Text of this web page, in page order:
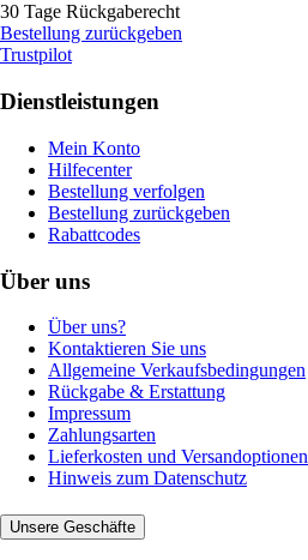
30 Tage Rückgaberecht
Bestellung zurückgeben
Trustpilot
Dienstleistungen
Mein Konto
Hilfecenter
Bestellung verfolgen
Bestellung zurückgeben
Rabattcodes
Über uns
Über uns?
Kontaktieren Sie uns
Allgemeine Verkaufsbedingungen
Rückgabe & Erstattung
Impressum
Zahlungsarten
Lieferkosten und Versandoptionen
Hinweis zum Datenschutz
Unsere Geschäfte